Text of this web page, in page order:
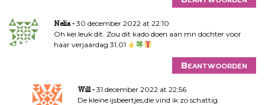
Nelia
30 december 2022 at 22:10
Oh kei leuk dit. Zou dit kado doen aan mn dochter voor
haar verjaardag 31.01
Beantwoorden
Will
31 december 2022 at 22:56
De kleine ijsbeertjes,die vind ik zo schattig.